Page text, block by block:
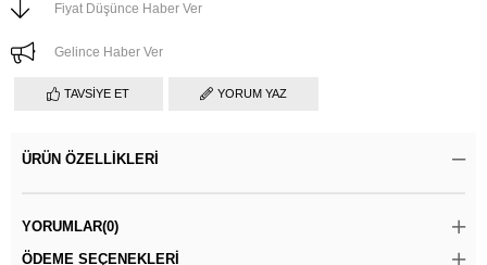
Fiyat Düşünce Haber Ver
Gelince Haber Ver
TAVSIYE ET YORUM YAZ
ÜRÜN ÖZELLIKLERI
YORUMLAR(0)
ÖDEME SEÇENEKLERI